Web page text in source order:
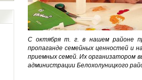
С октября т. г. в нашем районе
пропаганде семейных ценностей и
приемных семей. Их организатором
администрации Белохолуницкого